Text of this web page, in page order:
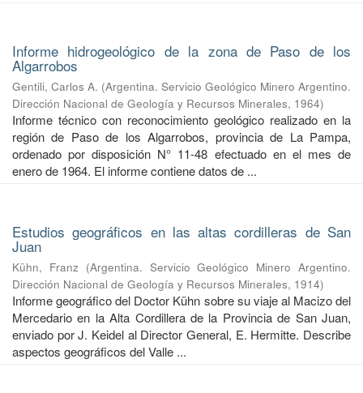
Informe hidrogeológico de la zona de Paso de los
Algarrobos
Gentili, Carlos A. (Argentina. Servicio Geológico Minero Argentino.
Dirección Nacional de Geología y Recursos Minerales, 1964)
Informe técnico con reconocimiento geológico realizado en la
región de Paso de los Algarrobos, provincia de La Pampa,
ordenado por disposición N° 11-48 efectuado en el mes de
enero de 1964. El informe contiene datos de ...
Estudios geográficos en las altas cordilleras de San
Juan
Kühn, Franz (Argentina. Servicio Geológico Minero Argentino.
Dirección Nacional de Geología y Recursos Minerales, 1914)
Informe geográfico del Doctor Kühn sobre su viaje al Macizo del
Mercedario en la Alta Cordillera de la Provincia de San Juan,
enviado por J. Keidel al Director General, E. Hermitte. Describe
aspectos geográficos del Valle ...